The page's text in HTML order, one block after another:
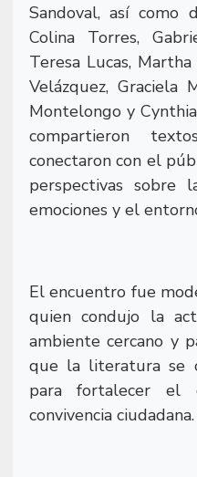
Sandoval, así como
Colina Torres,
Teresa Lucas,
Velázquez, Graciela
Montelongo y
compartieron
conectaron con el
perspectivas sobre
emociones y el
El encuentro fue
quien condujo la
ambiente cercano y
que la literatura se
para fortalecer
convivencia ciudadana.